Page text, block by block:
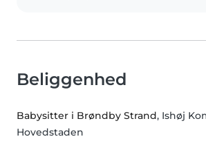
Beliggenhed
Babysitter i Brøndby Strand, Ishøj
Hovedstaden